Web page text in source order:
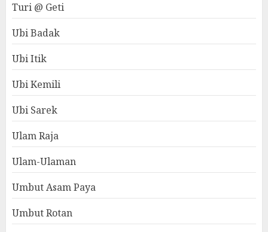
Turi @ Geti
Ubi Badak
Ubi Itik
Ubi Kemili
Ubi Sarek
Ulam Raja
Ulam-Ulaman
Umbut Asam Paya
Umbut Rotan